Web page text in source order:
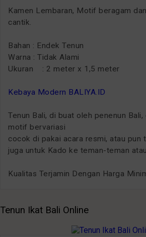
Kamen Lembaran, Motif beragam
cantik.
Bahan : Endek Tenun
Warna : Tidak Alami
Ukuran : 2 meter x 1,5 meter
Kebaya Modern BALIYA.ID
Tenun Bali, di buat oleh penenun Bali,
motif bervariasi
cocok di pakai acara resmi, atau pun
juga untuk Kado ke teman-teman
Kualitas Terjamin Dengan Harga
Tenun Ikat Bali Online